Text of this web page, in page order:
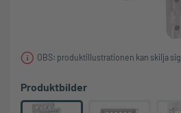
OBS: produktillustrationen kan skilja sig
Produktbilder